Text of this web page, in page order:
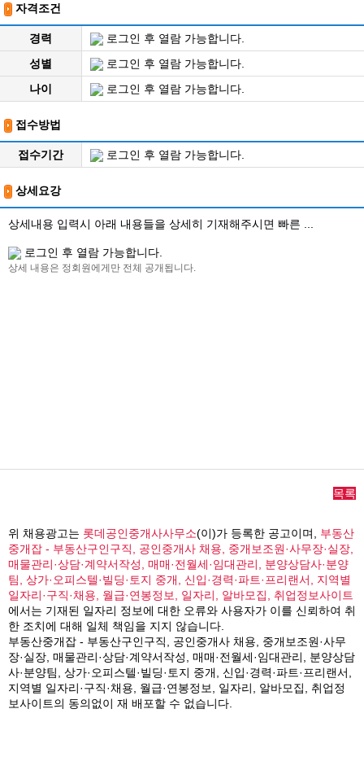
자격조건
경력
로그인 후 열람 가능합니다.
성별
로그인 후 열람 가능합니다.
나이
로그인 후 열람 가능합니다.
접수방법
접수기간 로그인 후 열람 가능합니다.
상세요강
상세내용 입력시 아래 내용들을 상세히 기재해주시면 빠른 ...
로그인 후 열람 가능합니다.
상세 내용은 정회원에게만 전체 공개됩니다.
목록
위 채용광고는 롯데공인중개사사무소(이)가 등록한 공고이며, 부동산
중개잡 - 부동산구인구직, 공인중개사 채용, 중개보조원·사무장·실장,
매물관리·상담·계약서작성, 매매·전월세·임대관리, 분양상담사·분양
팀, 상가·오피스텔·빌딩·토지 중개, 신입·경력·파트·프리랜서, 지역별
일자리·구직·채용, 월급·연봉정보, 일자리, 알바모집, 취업정보사이트
에서는 기재된 일자리 정보에 대한 오류와 사용자가 이를 신뢰하여 취
한 조치에 대해 일체 책임을 지지 않습니다.
부동산중개잡 - 부동산구인구직, 공인중개사 채용, 중개보조원·사무
장·실장, 매물관리·상담·계약서작성, 매매·전월세·임대관리, 분양상담
사·분양팀, 상가·오피스텔·빌딩·토지 중개, 신입·경력·파트·프리랜서,
지역별 일자리·구직·채용, 월급·연봉정보, 일자리, 알바모집, 취업정
보사이트의 동의없이 재 배포할 수 없습니다.